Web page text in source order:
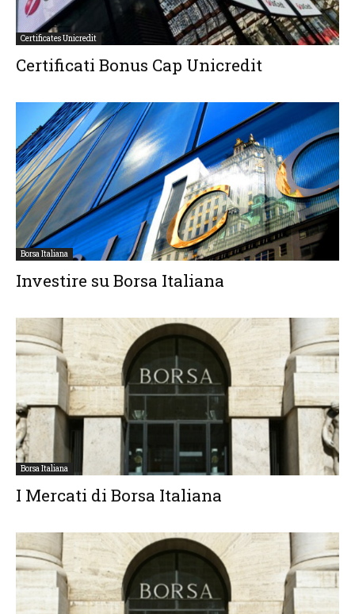
Certificates Unicredit
Certificati Bonus Cap Unicredit
Borsa Italiana
Investire su Borsa Italiana
Borsa Italiana
I Mercati di Borsa Italiana